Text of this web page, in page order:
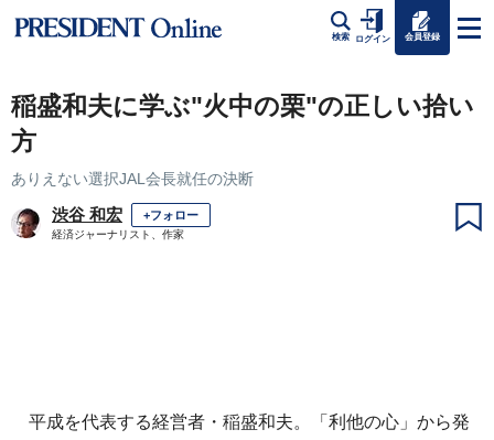
検索 ログイン 会員登録
稲盛和夫に学ぶ"火中の栗"の正しい拾い
方
ありえない選択JAL会長就任の決断
渋谷 和宏 +フォロー
経済ジャーナリスト、作家
平成を代表する経営者・稲盛和夫。「利他の心」から発